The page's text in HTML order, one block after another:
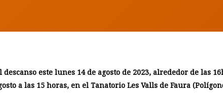
este lunes 14 de agosto de 2023, alrededor de las
a las 15 horas, en el Tanatorio Les Valls de Faura